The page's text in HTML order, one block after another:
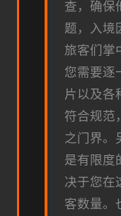
查，确保
题，入境
旅客们掌
您需要逐
片以及各
符合规范
之门界。
是有限度
决于您在
客数量。